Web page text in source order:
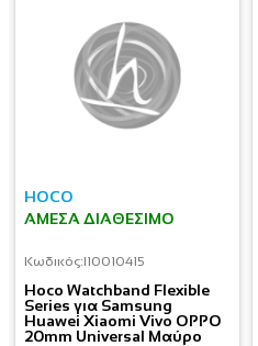
HOCO
ΆΜΕΣΑ ΔΙΑΘΈΣΙΜΟ
Κωδικός:I10010415
Hoco Watchband Flexible
Series για Samsung
Huawei Xiaomi Vivo OPPO
20mm Universal Μαύρο